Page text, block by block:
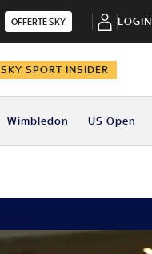
OFFERTE SKY LOGIN
SKY SPORT INSIDER
Wimbledon US Open